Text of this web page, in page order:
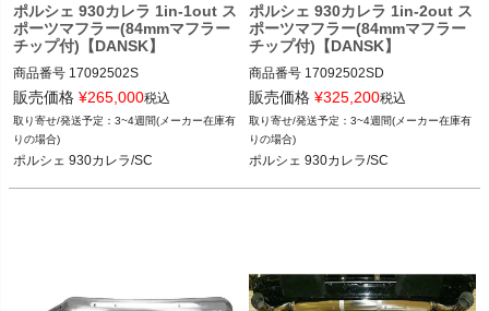
ポルシェ 930カレラ 1in-1out ス
ポーツマフラー(84mmマフラー
チップ付)【DANSK】
商品番号 17092502S
12FVD：170 925 02S
ポルシェ 930カレラ/SC 74-89
販売価格 ¥265,000税込
3~4週間(メーカー在庫有
りの場合)
ポルシェ 930カレラ/SC
ポルシェ 930カレラ 1in-2out ス
ポーツマフラー(84mmマフラー
チップ付)【DANSK】
商品番号 17092502SD
12FVD：170 925 02S D
ポルシェ 930カレラ/SC 74-89
販売価格 ¥325,200税込
3~4週間(メーカー在庫有
りの場合)
ポルシェ 930カレラ/SC